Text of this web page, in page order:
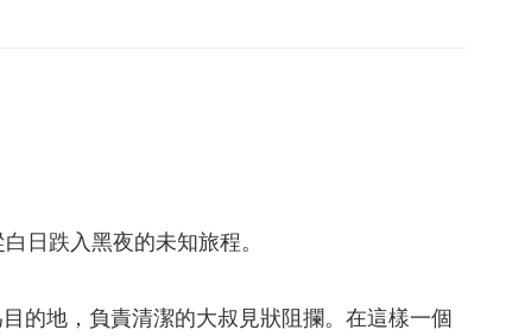
日跌入黑夜的未知旅程。
的地，負責清潔的大叔見狀阻攔。在這樣一個